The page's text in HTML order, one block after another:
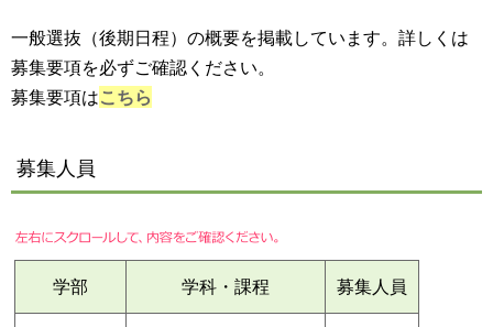
一般選抜（後期日程）の概要を掲載しています。詳しくは
募集要項を必ずご確認ください。
募集要項はこちら
募集人員
学部 学科・課程 募集人員